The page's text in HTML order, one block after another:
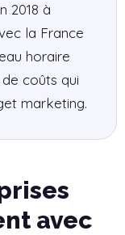
2018 à
la France
horaire
coûts qui
marketing.
avec